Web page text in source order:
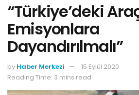
“Türkiye’deki
Emisyonlara
Dayandırılmalı”
by Haber Merkezi
15 Eylül 2020
Reading Time: 3 mins read